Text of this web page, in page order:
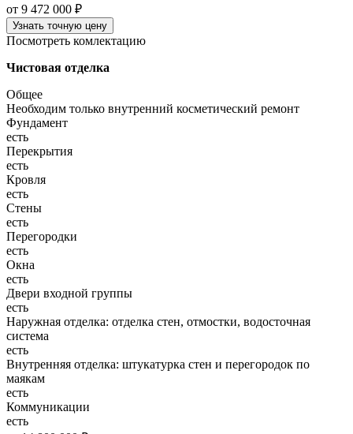
от 9 472 000 ₽
Узнать точную цену
Посмотреть комлектацию
Чистовая отделка
Общее
Необходим только внутренний косметический ремонт
Фундамент
есть
Перекрытия
есть
Кровля
есть
Стены
есть
Перегородки
есть
Окна
есть
Двери входной группы
есть
Наружная отделка: отделка стен, отмостки, водосточная
система
есть
Внутренняя отделка: штукатурка стен и перегородок по
маякам
есть
Коммуникации
есть